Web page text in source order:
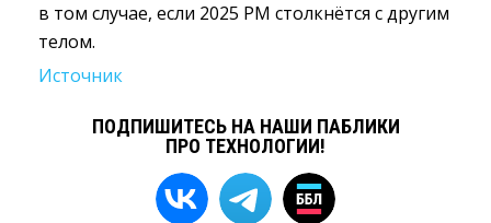
в том случае, если 2025 РМ столкнётся с другим
телом.
Источник
ПОДПИШИТЕСЬ НА НАШИ ПАБЛИКИ
ПРО ТЕХНОЛОГИИ!